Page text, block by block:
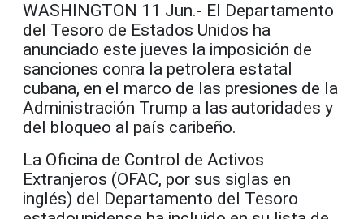
WASHINGTON 11 Jun.- El Departamento
del Tesoro de Estados Unidos ha
anunciado este jueves la imposición de
sanciones conra la petrolera estatal
cubana, en el marco de las presiones de la
Administración Trump a las autoridades y
del bloqueo al país caribeño.
La Oficina de Control de Activos
Extranjeros (OFAC, por sus siglas en
inglés) del Departamento del Tesoro